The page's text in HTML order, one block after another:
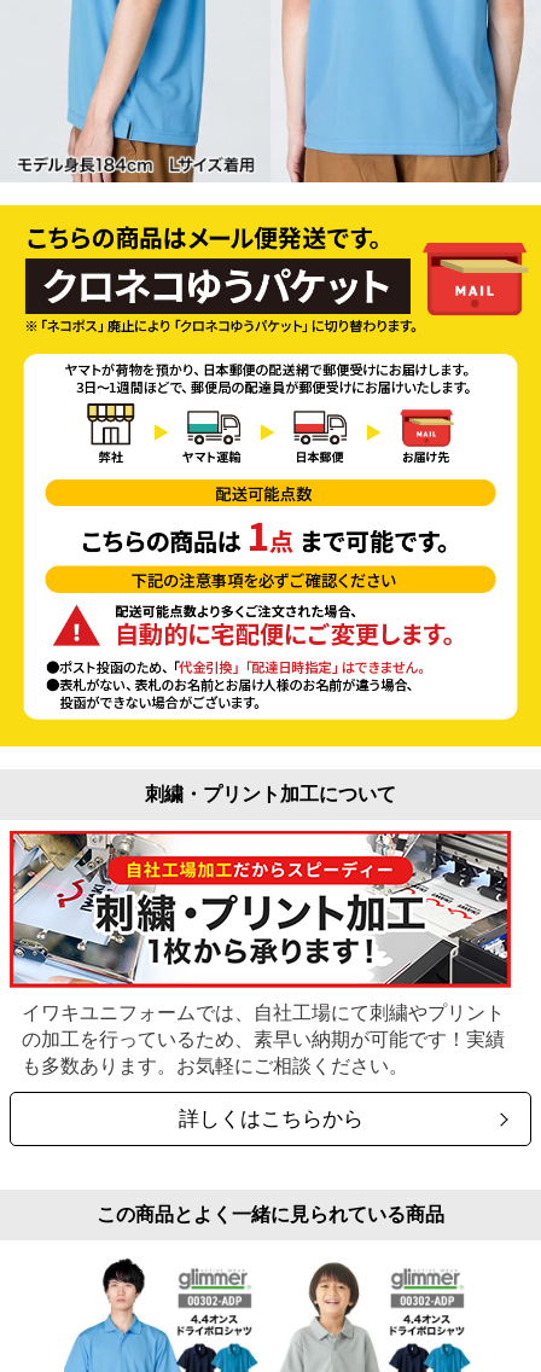
刺繍・プリント加工について
イワキユニフォームでは、自社工場にて刺繍やプリント
の加工を行っているため、素早い納期が可能です！実績
も多数あります。お気軽にご相談ください。
詳しくはこちらから
この商品とよく一緒に見られている商品